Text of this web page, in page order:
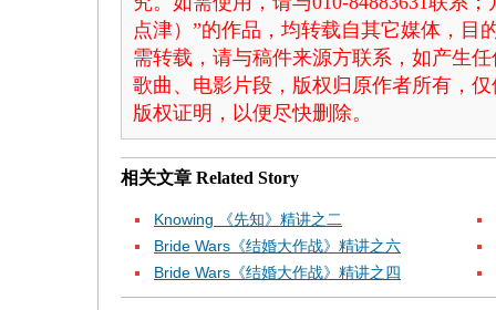
点津）”的作品，均转载自其它媒体，目
需转载，请与稿件来源方联系，如产生
歌曲、电影片段，版权归原作者所有，
版权证明，以便尽快删除。
相关文章 Related Story
Knowing 《先知》精讲之二
Bride Wars《结婚大作战》精讲之六
Bride Wars《结婚大作战》精讲之四